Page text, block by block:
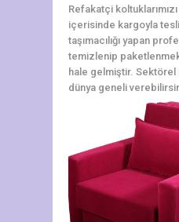
Refakatçi
içerisinde kargoyla
taşımacılığı yapan
temizlenip
hale gelmiştir. Sektörel
dünya geneli